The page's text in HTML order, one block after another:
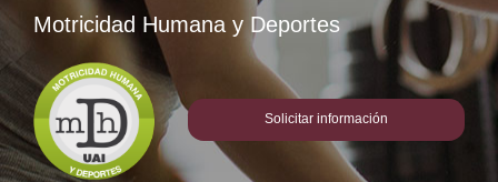
Bienestar
Transferencia
Facultades
Bienestar
Publicaciones
Transferencia
Motricidad Humana y Deportes
Solicitar información